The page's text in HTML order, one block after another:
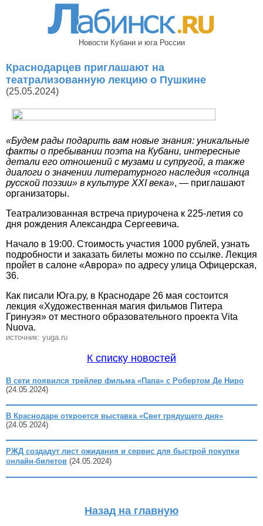
Новости Кубани и юга России
Краснодарцев приглашают на
театрализованную лекцию о Пушкине
(25.05.2024)
«Будем рады подарить вам новые знания: уникальные
факты о пребывании поэта на Кубани, интересные
детали его отношений с музами и супругой, а также
диалоги о значении литературного наследия «солнца
русской поэзии» в культуре XXI века», — приглашают
организаторы.
Театрализованная встреча приурочена к 225-летия со
дня рождения Александра Сергеевича.
Начало в 19:00. Стоимость участия 1000 рублей, узнать
подробности и заказать билеты можно по ссылке. Лекция
пройет в салоне «Аврора» по адресу улица Офицерская,
36.
Как писали Юга.ру, в Краснодаре 26 мая состоится
лекция «Художественная магия фильмов Питера
Гринуэя» от местного образовательного проекта Vita
Nuova.
источник: yuga.ru
К списку новостей
В сети появился трейлер фильма «Папа» с Робертом Де Ниро
(24.05.2024)
В Краснодаре откроется выставка «Свет грядущего дня»
(24.05.2024)
РЖД создадут лист ожидания и сервис для быстрой покупки
онлайн-билетов (24.05.2024)
Назад на главную